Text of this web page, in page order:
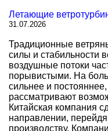
Летающие
31.07.2026
Традиционные
силы и стабильности
воздушные потоки
порывистыми. На
сильнее и
рассматривают
Китайская компания
направлении,
производству.